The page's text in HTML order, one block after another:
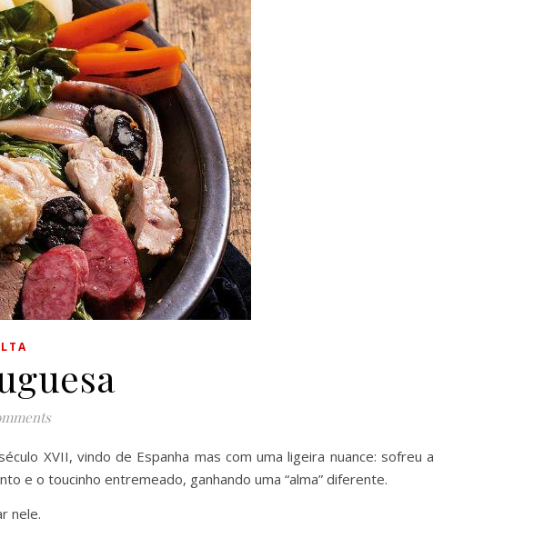
XVII, vindo de Espanha mas com uma ligeira nuance: sofreu a
e o toucinho entremeado, ganhando uma “alma” diferente.
nele.